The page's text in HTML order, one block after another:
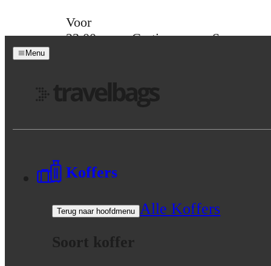
Voor
23:00
Gratis
Spaar
Menu
Koffers
Terug naar hoofdmenu
Alle Koffers
Soort koffer